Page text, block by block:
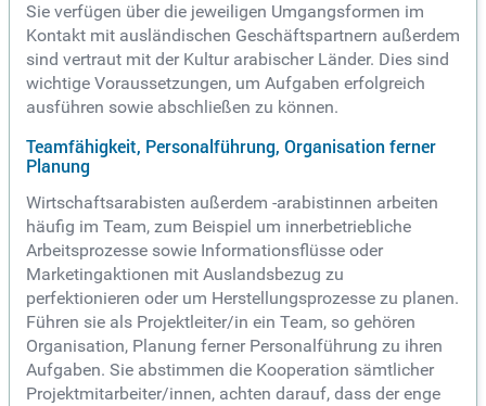
Sie verfügen über die jeweiligen Umgangsformen im
Kontakt mit ausländischen Geschäftspartnern außerdem
sind vertraut mit der Kultur arabischer Länder. Dies sind
wichtige Voraussetzungen, um Aufgaben erfolgreich
ausführen sowie abschließen zu können.
Teamfähigkeit, Personalführung, Organisation ferner
Planung
Wirtschaftsarabisten außerdem -arabistinnen arbeiten
häufig im Team, zum Beispiel um innerbetriebliche
Arbeitsprozesse sowie Informationsflüsse oder
Marketingaktionen mit Auslandsbezug zu
perfektionieren oder um Herstellungsprozesse zu planen.
Führen sie als Projektleiter/in ein Team, so gehören
Organisation, Planung ferner Personalführung zu ihren
Aufgaben. Sie abstimmen die Kooperation sämtlicher
Projektmitarbeiter/innen, achten darauf, dass der enge